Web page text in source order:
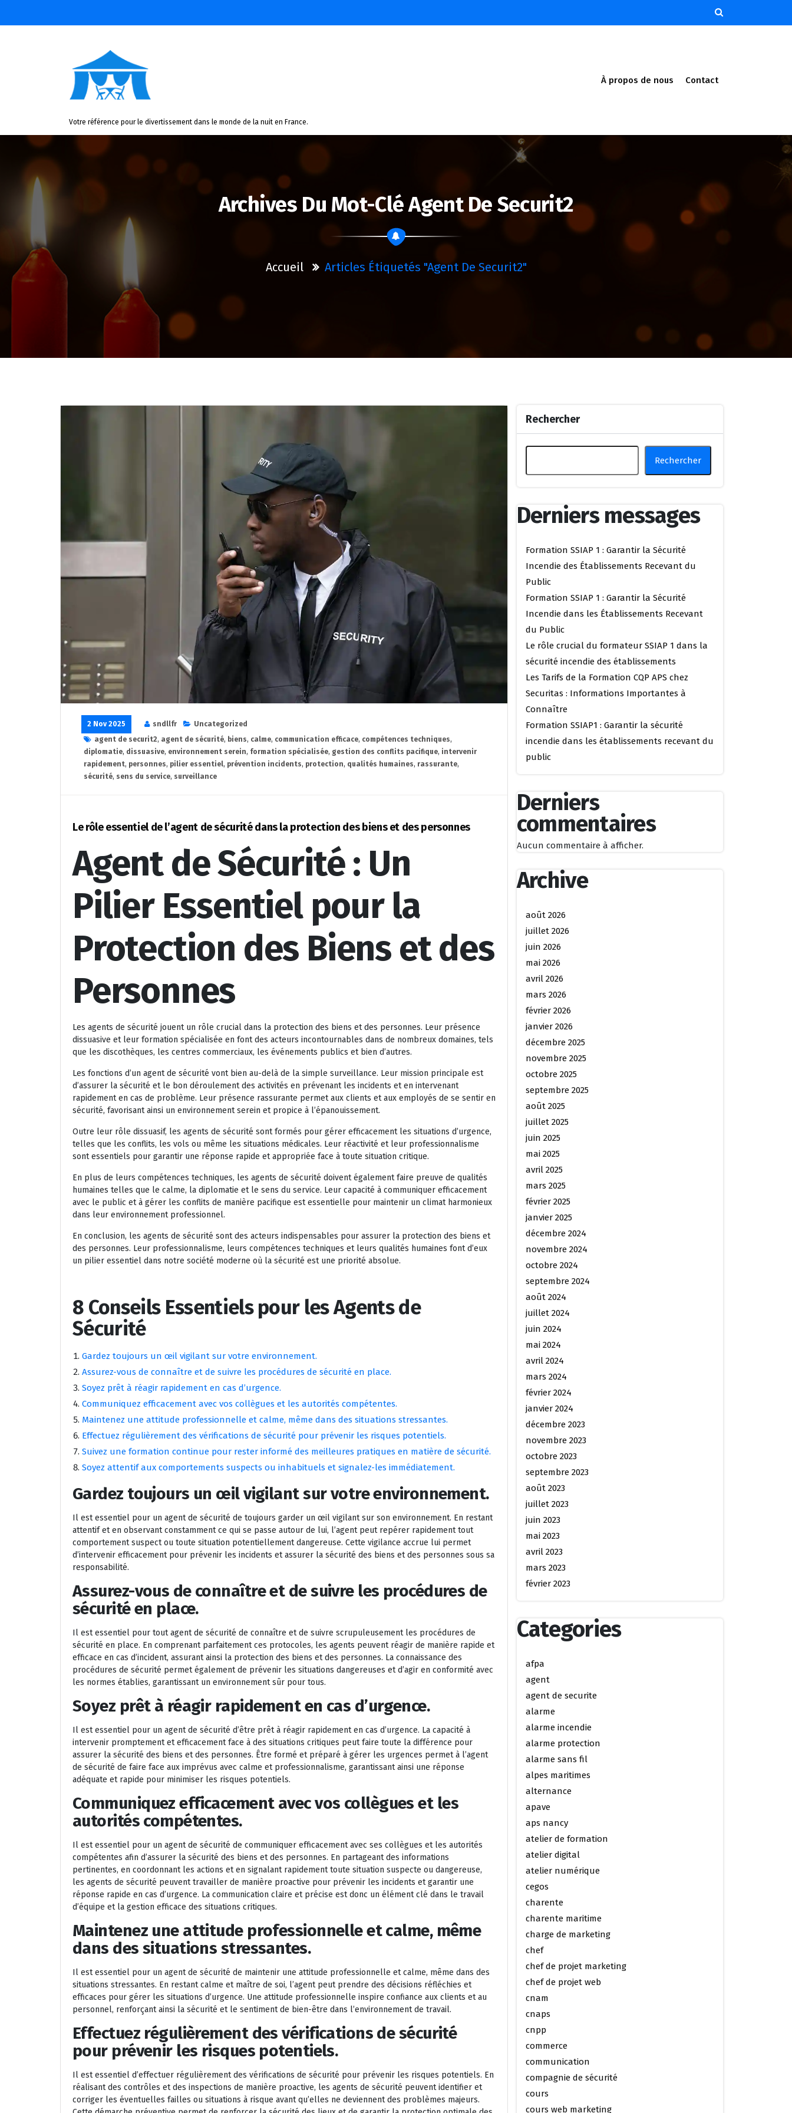
Votre référence pour le divertissement dans le monde de la nuit en France.
À propos de nous Contact
Archives Du Mot-Clé Agent De Securit2
Accueil Articles Étiquetés "agent De Securit2"
2 Nov 2025 sndllfr
Uncategorized
agent de securit2, agent de sécurité, biens, calme, communication efficace, compétences techniques,
diplomatie, dissuasive, environnement serein, formation spécialisée, gestion des conflits pacifique, intervenir
rapidement, personnes, pilier essentiel, prévention incidents, protection, qualités humaines, rassurante,
sécurité, sens du service, surveillance
Le rôle essentiel de l’agent de sécurité dans la protection des biens et des personnes
Agent de Sécurité : Un
Pilier Essentiel pour la
Protection des Biens et des
Personnes
Les agents de sécurité jouent un rôle crucial dans la protection des biens et des personnes. Leur présence
dissuasive et leur formation spécialisée en font des acteurs incontournables dans de nombreux domaines, tels
que les discothèques, les centres commerciaux, les événements publics et bien d’autres.
Les fonctions d’un agent de sécurité vont bien au-delà de la simple surveillance. Leur mission principale est
d’assurer la sécurité et le bon déroulement des activités en prévenant les incidents et en intervenant
rapidement en cas de problème. Leur présence rassurante permet aux clients et aux employés de se sentir en
sécurité, favorisant ainsi un environnement serein et propice à l’épanouissement.
Outre leur rôle dissuasif, les agents de sécurité sont formés pour gérer efficacement les situations d’urgence,
telles que les conflits, les vols ou même les situations médicales. Leur réactivité et leur professionnalisme
sont essentiels pour garantir une réponse rapide et appropriée face à toute situation critique.
En plus de leurs compétences techniques, les agents de sécurité doivent également faire preuve de qualités
humaines telles que le calme, la diplomatie et le sens du service. Leur capacité à communiquer efficacement
avec le public et à gérer les conflits de manière pacifique est essentielle pour maintenir un climat harmonieux
dans leur environnement professionnel.
En conclusion, les agents de sécurité sont des acteurs indispensables pour assurer la protection des biens et
des personnes. Leur professionnalisme, leurs compétences techniques et leurs qualités humaines font d’eux
un pilier essentiel dans notre société moderne où la sécurité est une priorité absolue.
8 Conseils Essentiels pour les Agents de
Sécurité
Gardez toujours un œil vigilant sur votre environnement.
Assurez-vous de connaître et de suivre les procédures de sécurité en place.
Soyez prêt à réagir rapidement en cas d’urgence.
Communiquez efficacement avec vos collègues et les autorités compétentes.
Maintenez une attitude professionnelle et calme, même dans des situations stressantes.
Effectuez régulièrement des vérifications de sécurité pour prévenir les risques potentiels.
Suivez une formation continue pour rester informé des meilleures pratiques en matière de sécurité.
Soyez attentif aux comportements suspects ou inhabituels et signalez-les immédiatement.
Gardez toujours un œil vigilant sur votre environnement.
Il est essentiel pour un agent de sécurité de toujours garder un œil vigilant sur son environnement. En restant
attentif et en observant constamment ce qui se passe autour de lui, l’agent peut repérer rapidement tout
comportement suspect ou toute situation potentiellement dangereuse. Cette vigilance accrue lui permet
d’intervenir efficacement pour prévenir les incidents et assurer la sécurité des biens et des personnes sous sa
responsabilité.
Assurez-vous de connaître et de suivre les procédures de
sécurité en place.
Il est essentiel pour tout agent de sécurité de connaître et de suivre scrupuleusement les procédures de
sécurité en place. En comprenant parfaitement ces protocoles, les agents peuvent réagir de manière rapide et
efficace en cas d’incident, assurant ainsi la protection des biens et des personnes. La connaissance des
procédures de sécurité permet également de prévenir les situations dangereuses et d’agir en conformité avec
les normes établies, garantissant un environnement sûr pour tous.
Soyez prêt à réagir rapidement en cas d’urgence.
Il est essentiel pour un agent de sécurité d’être prêt à réagir rapidement en cas d’urgence. La capacité à
intervenir promptement et efficacement face à des situations critiques peut faire toute la différence pour
assurer la sécurité des biens et des personnes. Être formé et préparé à gérer les urgences permet à l’agent
de sécurité de faire face aux imprévus avec calme et professionnalisme, garantissant ainsi une réponse
adéquate et rapide pour minimiser les risques potentiels.
Communiquez efficacement avec vos collègues et les
autorités compétentes.
Il est essentiel pour un agent de sécurité de communiquer efficacement avec ses collègues et les autorités
compétentes afin d’assurer la sécurité des biens et des personnes. En partageant des informations
pertinentes, en coordonnant les actions et en signalant rapidement toute situation suspecte ou dangereuse,
les agents de sécurité peuvent travailler de manière proactive pour prévenir les incidents et garantir une
réponse rapide en cas d’urgence. La communication claire et précise est donc un élément clé dans le travail
d’équipe et la gestion efficace des situations critiques.
Maintenez une attitude professionnelle et calme, même
dans des situations stressantes.
Il est essentiel pour un agent de sécurité de maintenir une attitude professionnelle et calme, même dans des
situations stressantes. En restant calme et maître de soi, l’agent peut prendre des décisions réfléchies et
efficaces pour gérer les situations d’urgence. Une attitude professionnelle inspire confiance aux clients et au
personnel, renforçant ainsi la sécurité et le sentiment de bien-être dans l’environnement de travail.
Effectuez régulièrement des vérifications de sécurité
pour prévenir les risques potentiels.
Il est essentiel d’effectuer régulièrement des vérifications de sécurité pour prévenir les risques potentiels. En
réalisant des contrôles et des inspections de manière proactive, les agents de sécurité peuvent identifier et
corriger les éventuelles failles ou situations à risque avant qu’elles ne deviennent des problèmes majeurs.
Rechercher
Rechercher
Derniers messages
Formation SSIAP 1 : Garantir la Sécurité
Incendie des Établissements Recevant du
Public
Formation SSIAP 1 : Garantir la Sécurité
Incendie dans les Établissements Recevant
du Public
Le rôle crucial du formateur SSIAP 1 dans la
sécurité incendie des établissements
Les Tarifs de la Formation CQP APS chez
Securitas : Informations Importantes à
Connaître
Formation SSIAP1 : Garantir la sécurité
incendie dans les établissements recevant du
public
Derniers
commentaires
Aucun commentaire à afficher.
Archive
août 2026
juillet 2026
juin 2026
mai 2026
avril 2026
mars 2026
février 2026
janvier 2026
décembre 2025
novembre 2025
octobre 2025
septembre 2025
août 2025
juillet 2025
juin 2025
mai 2025
avril 2025
mars 2025
février 2025
janvier 2025
décembre 2024
novembre 2024
octobre 2024
septembre 2024
août 2024
juillet 2024
juin 2024
mai 2024
avril 2024
mars 2024
février 2024
janvier 2024
décembre 2023
novembre 2023
octobre 2023
septembre 2023
août 2023
juillet 2023
juin 2023
mai 2023
avril 2023
mars 2023
février 2023
Categories
afpa
agent
agent de securite
alarme
alarme incendie
alarme protection
alarme sans fil
alpes maritimes
alternance
apave
aps nancy
atelier de formation
atelier digital
atelier numérique
cegos
charente
charente maritime
charge de marketing
chef
chef de projet marketing
chef de projet web
cnam
cnaps
cnpp
commerce
communication
compagnie de sécurité
cours
cours web marketing